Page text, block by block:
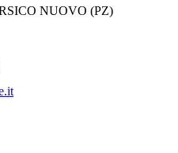
NUOVO (PZ)